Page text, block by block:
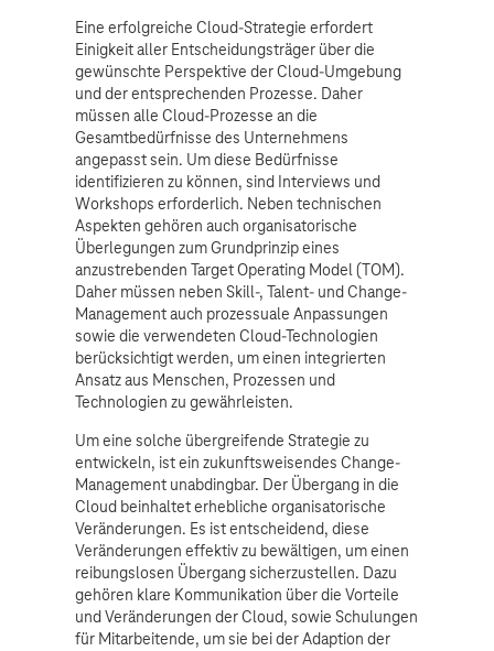
Eine erfolgreiche Cloud-Strategie erfordert
Einigkeit aller Entscheidungsträger über die
gewünschte Perspektive der Cloud-Umgebung
und der entsprechenden Prozesse. Daher
müssen alle Cloud-Prozesse an die
Gesamtbedürfnisse des Unternehmens
angepasst sein. Um diese Bedürfnisse
identifizieren zu können, sind Interviews und
Workshops erforderlich. Neben technischen
Aspekten gehören auch organisatorische
Überlegungen zum Grundprinzip eines
anzustrebenden Target Operating Model (TOM).
Daher müssen neben Skill-, Talent- und Change-
Management auch prozessuale Anpassungen
sowie die verwendeten Cloud-Technologien
berücksichtigt werden, um einen integrierten
Ansatz aus Menschen, Prozessen und
Technologien zu gewährleisten.
Um eine solche übergreifende Strategie zu
entwickeln, ist ein zukunftsweisendes Change-
Management unabdingbar. Der Übergang in die
Cloud beinhaltet erhebliche organisatorische
Veränderungen. Es ist entscheidend, diese
Veränderungen effektiv zu bewältigen, um einen
reibungslosen Übergang sicherzustellen. Dazu
gehören klare Kommunikation über die Vorteile
und Veränderungen der Cloud, sowie Schulungen
für Mitarbeitende, um sie bei der Adaption der